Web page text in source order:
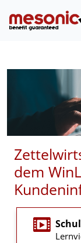
dem